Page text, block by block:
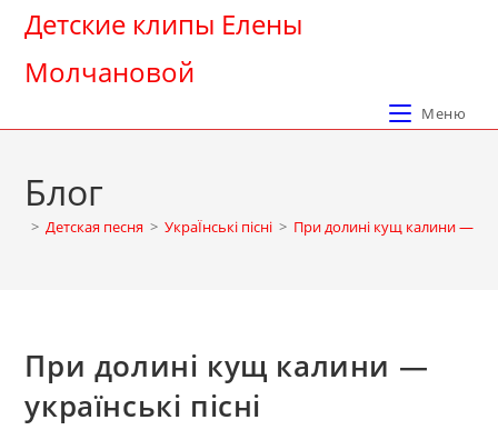
Перейти
содержимому
Детские клипы Елены
Молчановой
Меню
Блог
> Детская песня > УкраЇнські пісні > При долині кущ калини —
При долині кущ калини —
українські пісні